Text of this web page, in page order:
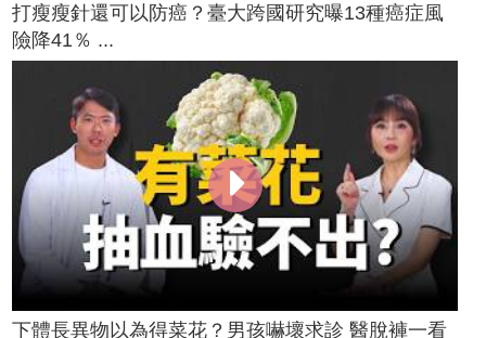
打瘦瘦針還可以防癌？臺大跨國研究曝13種癌症風
險降41％ ...
下體長異物以為得菜花？男孩嚇壞求診 醫脫褲一看